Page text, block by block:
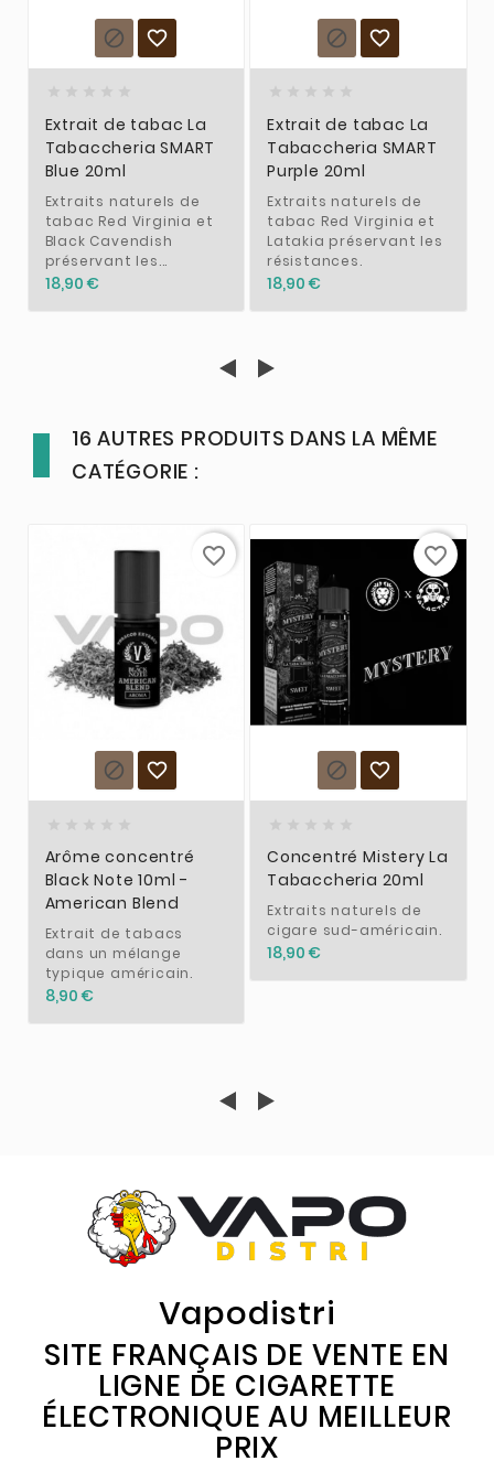
 
Extrait de tabac La
Tabaccheria SMART
Blue 20ml
Extraits naturels de
tabac Red Virginia et
Black Cavendish
préservant les...
18,90 €
 
Extrait de tabac La
Tabaccheria SMART
Purple 20ml
Extraits naturels de
tabac Red Virginia et
Latakia préservant les
résistances.
18,90 €
16 AUTRES PRODUITS DANS LA MÊME
CATÉGORIE :
 
Arôme concentré
Black Note 10ml -
American Blend
Extrait de tabacs
dans un mélange
typique américain.
8,90 €
favorite_border
 
Concentré Mistery La
Tabaccheria 20ml
Extraits naturels de
cigare sud-américain.
18,90 €
favorite_border
Vapodistri
SITE FRANÇAIS DE VENTE EN
LIGNE DE CIGARETTE
ÉLECTRONIQUE AU MEILLEUR
PRIX